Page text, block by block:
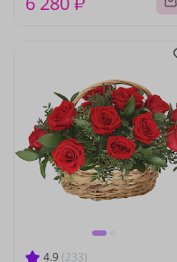
4.9 (233)